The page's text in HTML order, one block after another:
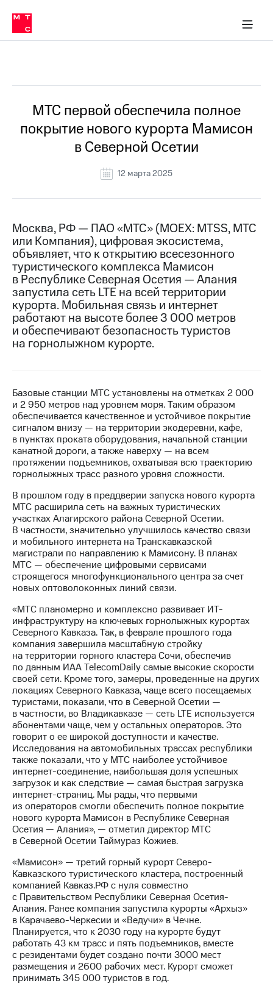
Медиа-центр
и акционерам
Устойчивое развитие
Комплаенс и деловая этика
компании
Карьера
История
компании
Руководство
информация
Контакты
Медиа-центр
Пресс-
релизы
МТС
о технологиях
Достижения
Интервью
Контакты
Новости
в
регионе
и акционерам
Корпоративное
управление
Корпоративный
секретарь
Раскрытие
информации
Информация
акционерам
Документы
ПАО
"МТС"
Собрания
акционеров
Личный
кабинет
акционера
Акционерный
капитал
Контроль
и
аудит
Рынок
акций
Описание
Программа
приобретения
Порядок
выкупа
акций
Рынок
облигаций
Описание
Еврооблигации-2023
Уведомление
о
погашении
именных
облигаций
Другое
в МТС
Пресс-
релизы
о технологиях
МТС первой обеспечила полное
покрытие нового курорта Мамисон
в Северной Осетии
12 марта 2025
Москва, РФ — ПАО «МТС» (MOEX: MTSS, МТС
или Компания), цифровая экосистема,
объявляет, что к открытию всесезонного
туристического комплекса Мамисон
в Республике Северная Осетия — Алания
запустила сеть LTE на всей территории
курорта. Мобильная связь и интернет
работают на высоте более 3 000 метров
и обеспечивают безопасность туристов
на горнолыжном курорте.
Базовые станции МТС установлены на отметках 2 000
и 2 950 метров над уровнем моря. Таким образом
обеспечивается качественное и устойчивое покрытие
сигналом внизу — на территории экодеревни, кафе,
в пунктах проката оборудования, начальной станции
канатной дороги, а также наверху — на всем
протяжении подъемников, охватывая всю траекторию
горнолыжных трасс разного уровня сложности.
В прошлом году в преддверии запуска нового курорта
МТС расширила сеть на важных туристических
участках Алагирского района Северной Осетии.
В частности, значительно улучшилось качество связи
и мобильного интернета на Транскавказской
магистрали по направлению к Мамисону. В планах
МТС — обеспечение цифровыми сервисами
строящегося многофункционального центра за счет
новых оптоволоконных линий связи.
«МТС планомерно и комплексно развивает ИТ-
инфраструктуру на ключевых горнолыжных курортах
Северного Кавказа. Так, в феврале прошлого года
компания завершила масштабную стройку
на территории горного кластера Сочи, обеспечив
по данным ИАА TelecomDaily самые высокие скорости
своей сети. Кроме того, замеры, проведенные на других
локациях Северного Кавказа, чаще всего посещаемых
туристами, показали, что в Северной Осетии —
в частности, во Владикавказе — сеть LTE используется
абонентами чаще, чем у остальных операторов. Это
говорит о ее широкой доступности и качестве.
Исследования на автомобильных трассах республики
также показали, что у МТС наиболее устойчивое
интернет-соединение, наибольшая доля успешных
загрузок и как следствие — самая быстрая загрузка
интернет-страниц. Мы рады, что первыми
из операторов смогли обеспечить полное покрытие
нового курорта Мамисон в Республике Северная
Осетия — Алания», — отметил директор МТС
в Северной Осетии Таймураз Кожиев.
«Мамисон» — третий горный курорт Северо-
Кавказского туристического кластера, построенный
компанией Кавказ.РФ с нуля совместно
с Правительством Республики Северная Осетия-
Алания. Ранее компания запустила курорты «Архыз»
в Карачаево-Черкесии и «Ведучи» в Чечне.
Планируется, что к 2030 году на курорте будут
работать 43 км трасс и пять подъемников, вместе
с резидентами будет создано почти 3000 мест
размещения и 2600 рабочих мест. Курорт сможет
принимать 345 000 туристов в год.